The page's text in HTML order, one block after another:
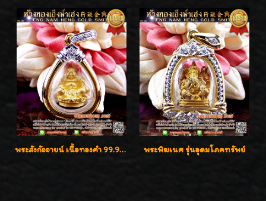
พระสังกัจจายน์ เนื้อทองคำ 99.99% พระพิฆเนศ รุ่นอุดมโภคทรัพย์